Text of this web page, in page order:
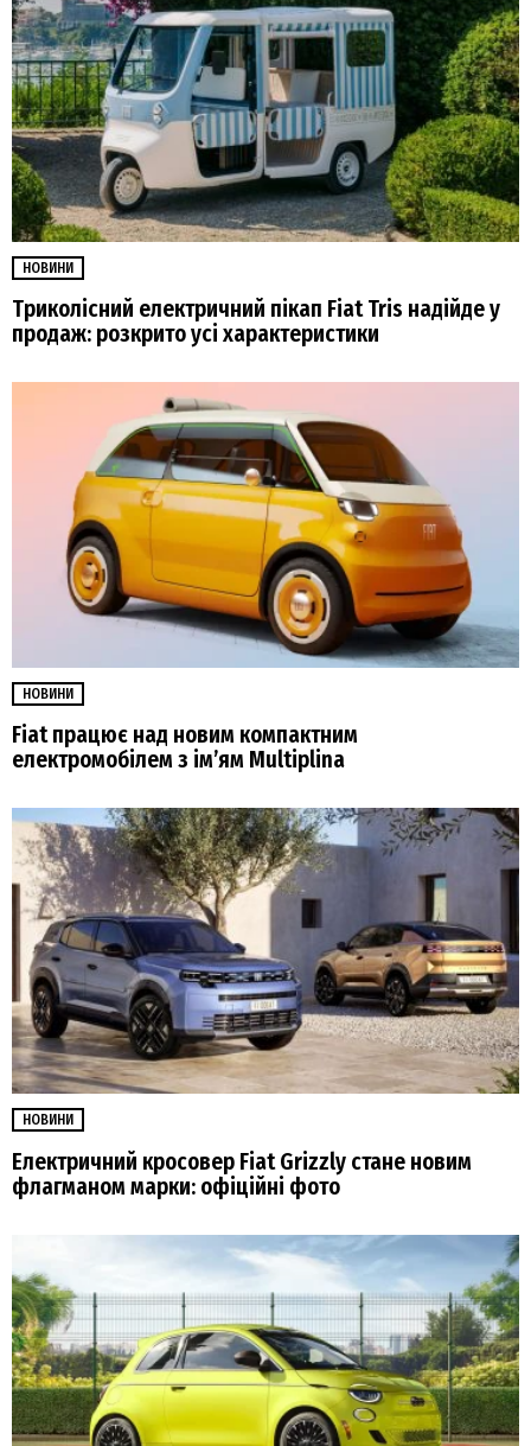
НОВИНИ
Триколісний електричний пікап Fiat Tris надійде у
продаж: розкрито усі характеристики
НОВИНИ
Fiat працює над новим компактним
електромобілем з ім’ям Multiplina
НОВИНИ
Електричний кросовер Fiat Grizzly стане новим
флагманом марки: офіційні фото